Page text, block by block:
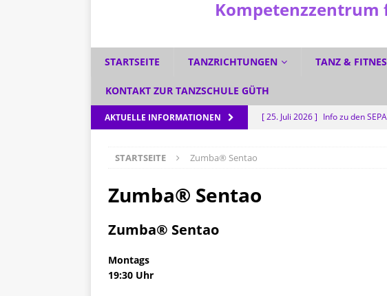
Kompetenzzentrum
STARTSEITE TANZRICHTUNGEN TANZ &
KONTAKT ZUR TANZSCHULE GÜTH
AKTUELLE INFORMATIONEN [ 25. Juli 2026 ] Info zu den
STARTSEITE Zumba® Sentao
Zumba® Sentao
Zumba® Sentao
Montags
19:30 Uhr